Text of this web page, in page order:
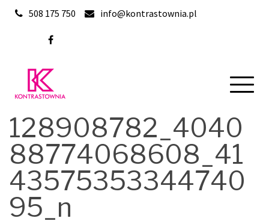
Skip
508 175 750 info@kontrastownia.pl
128908782_4040
88774068608_41
43575353344740
95_n